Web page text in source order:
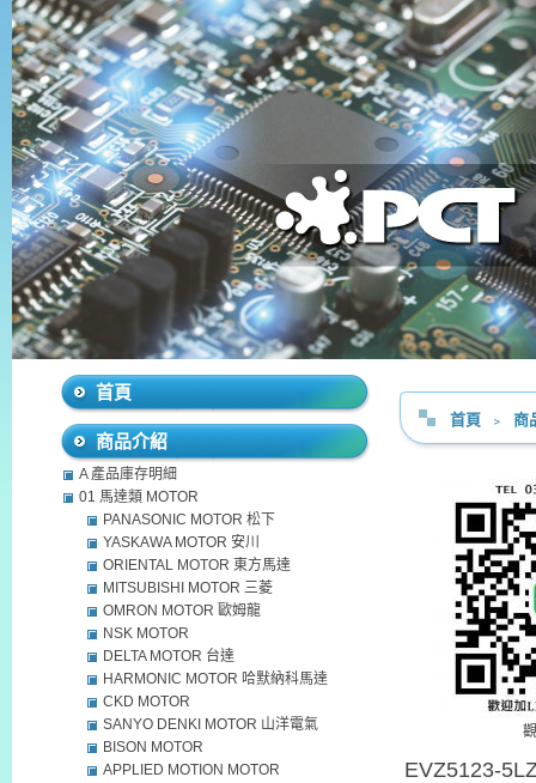
首頁 ﹥ 商
EVZ5123-
首頁
商品介紹
A 產品庫存明細
01 馬達類 MOTOR
PANASONIC MOTOR 松下
YASKAWA MOTOR 安川
ORIENTAL MOTOR 東方馬達
MITSUBISHI MOTOR 三菱
OMRON MOTOR 歐姆龍
NSK MOTOR
DELTA MOTOR 台達
HARMONIC MOTOR 哈默納科馬達
CKD MOTOR
SANYO DENKI MOTOR 山洋電氣
BISON MOTOR
APPLIED MOTION MOTOR